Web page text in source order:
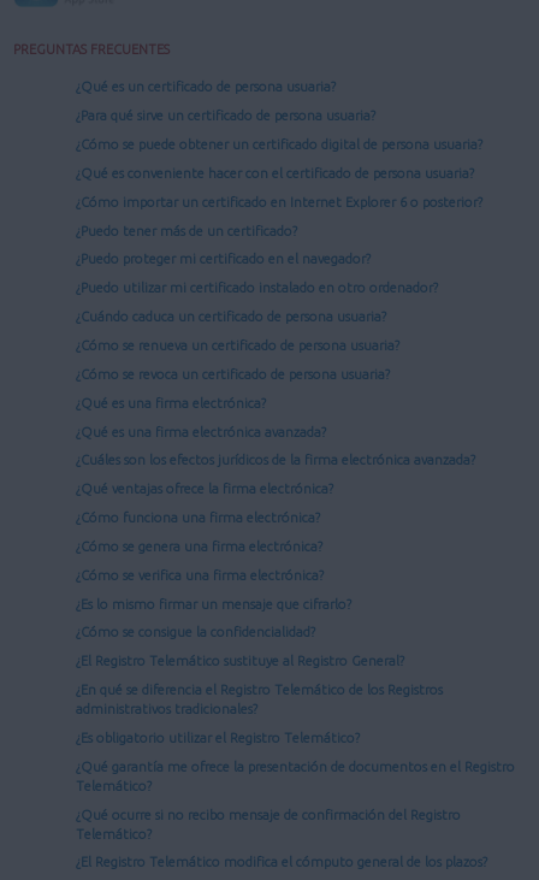
PREGUNTAS FRECUENTES
¿Qué es un certificado de persona usuaria?
¿Para qué sirve un certificado de persona usuaria?
¿Cómo se puede obtener un certificado digital de persona usuaria?
¿Qué es conveniente hacer con el certificado de persona usuaria?
¿Cómo importar un certificado en Internet Explorer 6 o posterior?
¿Puedo tener más de un certificado?
¿Puedo proteger mi certificado en el navegador?
¿Puedo utilizar mi certificado instalado en otro ordenador?
¿Cuándo caduca un certificado de persona usuaria?
¿Cómo se renueva un certificado de persona usuaria?
¿Cómo se revoca un certificado de persona usuaria?
¿Qué es una firma electrónica?
¿Qué es una firma electrónica avanzada?
¿Cuáles son los efectos jurídicos de la firma electrónica avanzada?
¿Qué ventajas ofrece la firma electrónica?
¿Cómo funciona una firma electrónica?
¿Cómo se genera una firma electrónica?
¿Cómo se verifica una firma electrónica?
¿Es lo mismo firmar un mensaje que cifrarlo?
¿Cómo se consigue la confidencialidad?
¿El Registro Telemático sustituye al Registro General?
¿En qué se diferencia el Registro Telemático de los Registros
administrativos tradicionales?
¿Es obligatorio utilizar el Registro Telemático?
¿Qué garantía me ofrece la presentación de documentos en el Registro
Telemático?
¿Qué ocurre si no recibo mensaje de confirmación del Registro
Telemático?
¿El Registro Telemático modifica el cómputo general de los plazos?